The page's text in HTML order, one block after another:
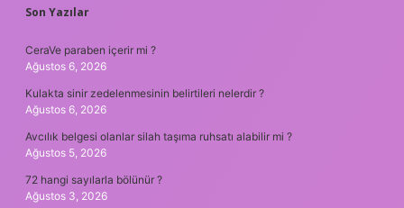
SIDEBAR
Son Yazılar
CeraVe paraben içerir mi ?
Ağustos 6, 2026
Kulakta sinir zedelenmesinin belirtileri nelerdir ?
Ağustos 6, 2026
Avcılık belgesi olanlar silah taşıma ruhsatı alabilir mi ?
Ağustos 5, 2026
72 hangi sayılarla bölünür ?
Ağustos 3, 2026